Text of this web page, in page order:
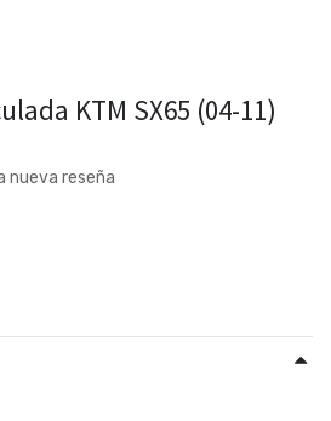
KTM SX65 (04-11)
nueva reseña